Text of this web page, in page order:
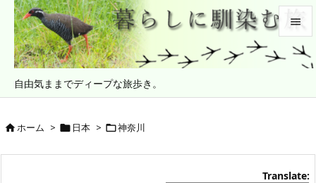
自由気ままでディープな旅歩き。


メニュ
次へ
ホーム >  日本 > 神奈川
Translate: